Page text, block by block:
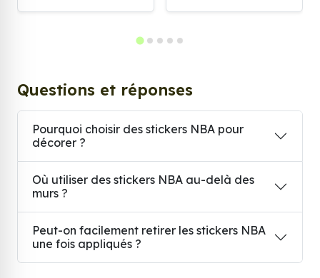
Questions et réponses
Pourquoi choisir des stickers NBA pour
décorer ?
Où utiliser des stickers NBA au-delà des
murs ?
Peut-on facilement retirer les stickers NBA
une fois appliqués ?